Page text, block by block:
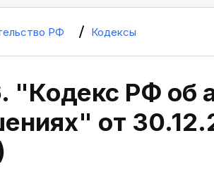
РФ Кодексы
"Кодекс РФ об
от